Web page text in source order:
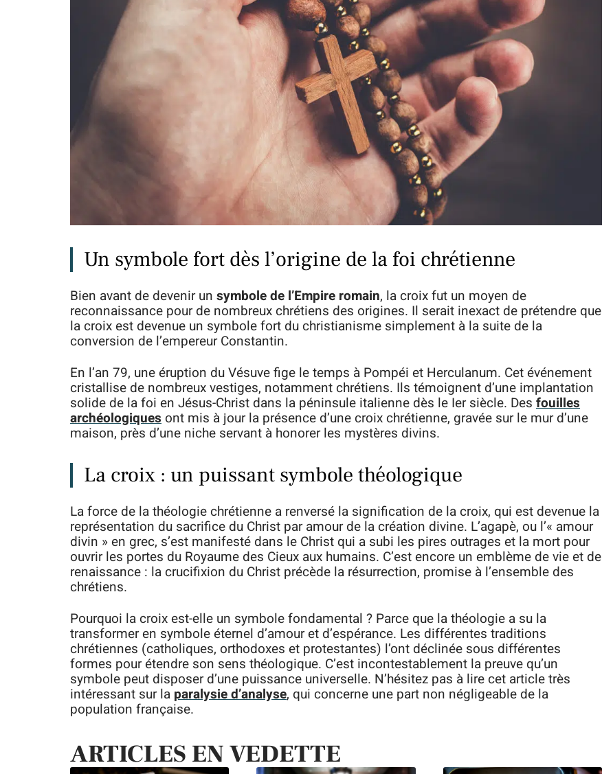
Un symbole fort dès l’origine de la foi chrétienne
Bien avant de devenir un symbole de l’Empire romain, la croix fut un moyen de
reconnaissance pour de nombreux chrétiens des origines. Il serait inexact de prétendre que
la croix est devenue un symbole fort du christianisme simplement à la suite de la
conversion de l’empereur Constantin.
En l’an 79, une éruption du Vésuve fige le temps à Pompéi et Herculanum. Cet événement
cristallise de nombreux vestiges, notamment chrétiens. Ils témoignent d’une implantation
solide de la foi en Jésus-Christ dans la péninsule italienne dès le Ier siècle. Des fouilles
archéologiques ont mis à jour la présence d’une croix chrétienne, gravée sur le mur d’une
maison, près d’une niche servant à honorer les mystères divins.
La croix : un puissant symbole théologique
La force de la théologie chrétienne a renversé la signification de la croix, qui est devenue la
représentation du sacrifice du Christ par amour de la création divine. L’agapè, ou l’« amour
divin » en grec, s’est manifesté dans le Christ qui a subi les pires outrages et la mort pour
ouvrir les portes du Royaume des Cieux aux humains. C’est encore un emblème de vie et de
renaissance : la crucifixion du Christ précède la résurrection, promise à l’ensemble des
chrétiens.
Pourquoi la croix est-elle un symbole fondamental ? Parce que la théologie a su la
transformer en symbole éternel d’amour et d’espérance. Les différentes traditions
chrétiennes (catholiques, orthodoxes et protestantes) l’ont déclinée sous différentes
formes pour étendre son sens théologique. C’est incontestablement la preuve qu’un
symbole peut disposer d’une puissance universelle. N’hésitez pas à lire cet article très
intéressant sur la paralysie d’analyse, qui concerne une part non négligeable de la
population française.
ARTICLES EN VEDETTE